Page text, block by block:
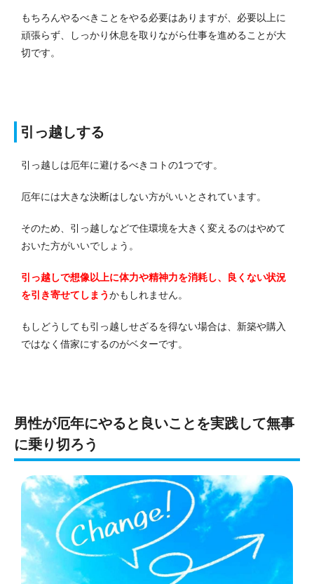
もちろんやるべきことをやる必要はありますが、必要以上に
頑張らず、しっかり休息を取りながら仕事を進めることが大
切です。
引っ越しする
引っ越しは厄年に避けるべきコトの1つです。
厄年には大きな決断はしない方がいいとされています。
そのため、引っ越しなどで住環境を大きく変えるのはやめて
おいた方がいいでしょう。
引っ越しで想像以上に体力や精神力を消耗し、良くない状況
を引き寄せてしまうかもしれません。
もしどうしても引っ越しせざるを得ない場合は、新築や購入
ではなく借家にするのがベターです。
男性が厄年にやると良いことを実践して無事
に乗り切ろう